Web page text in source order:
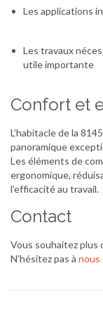
Les applications
Les travaux
utile importante
Confort et
L’habitacle de la
panoramique
Les éléments de
ergonomique,
l’efficacité au travail.
Contact
Vous souhaitez plus
N’hésitez pas à nous